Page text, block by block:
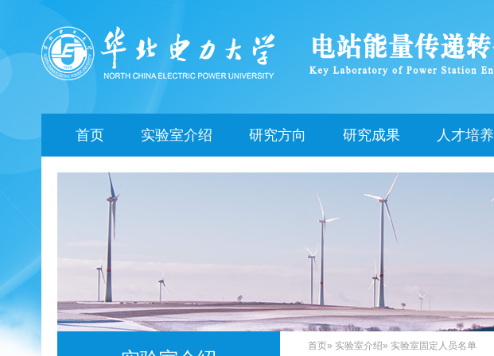
首页 实验室介绍 研究方向 研究成果 人才培养
首页» 实验室介绍» 实验室固定人员名单